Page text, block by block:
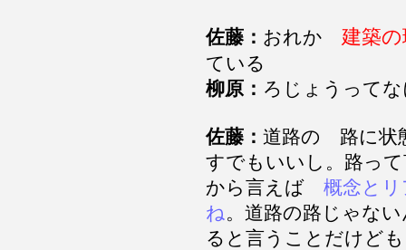
佐藤： おれか 建築
ている
柳原： ろじょうって
佐藤： 道路の 路に状
すでもいいし。路っ
から言えば 概念と
ね。道路の路じゃな
ると言うことだけど